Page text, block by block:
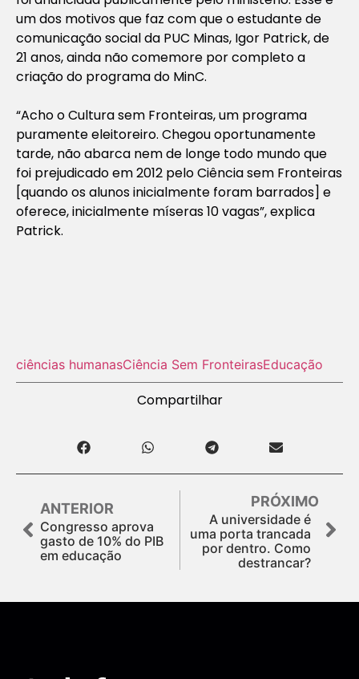
um dos motivos que faz com que o estudante de
comunicação social da PUC Minas, Igor Patrick, de
21 anos, ainda não comemore por completo a
criação do programa do MinC.
“Acho o Cultura sem Fronteiras, um programa
puramente eleitoreiro. Chegou oportunamente
tarde, não abarca nem de longe todo mundoque
foi prejudicado em 2012 pelo Ciência sem Fronteiras
[quando os alunos inicialmente foram barrados] e
oferece, inicialmente míseras 10 vagas”, explica
Patrick.
ciências humanasCiência Sem FronteirasEducação
Compartilhar
ANTERIOR
Congresso aprova
gasto de 10% do PIB
em educação
PRÓXIMO
A universidade é
uma porta trancada
por dentro. Como
destrancar?